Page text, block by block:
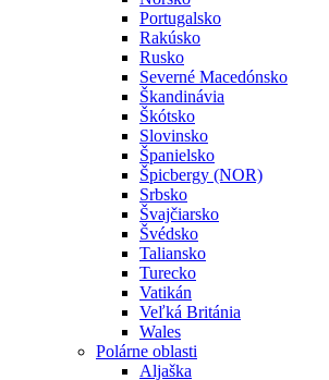
Portugalsko
Rakúsko
Rusko
Severné Macedónsko
Škandinávia
Škótsko
Slovinsko
Španielsko
Špicbergy (NOR)
Srbsko
Švajčiarsko
Švédsko
Taliansko
Turecko
Vatikán
Veľká Británia
Wales
Polárne oblasti
Aljaška